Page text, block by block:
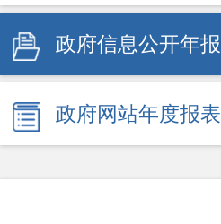
政府信息公开年报
政府网站年度报表